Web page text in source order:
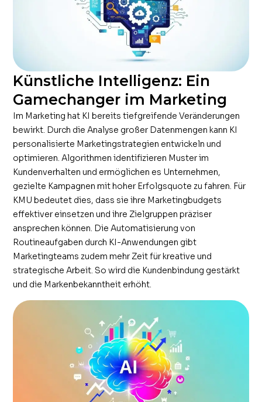
Künstliche Intelligenz: Ein
Gamechanger im Marketing
Im Marketing hat KI bereits tiefgreifende Veränderungen
bewirkt. Durch die Analyse großer Datenmengen kann KI
personalisierte Marketingstrategien entwickeln und
optimieren. Algorithmen identifizieren Muster im
Kundenverhalten und ermöglichen es Unternehmen,
gezielte Kampagnen mit hoher Erfolgsquote zu fahren. Für
KMU bedeutet dies, dass sie ihre Marketingbudgets
effektiver einsetzen und ihre Zielgruppen präziser
ansprechen können. Die Automatisierung von
Routineaufgaben durch KI-Anwendungen gibt
Marketingteams zudem mehr Zeit für kreative und
strategische Arbeit. So wird die Kundenbindung gestärkt
und die Markenbekanntheit erhöht.